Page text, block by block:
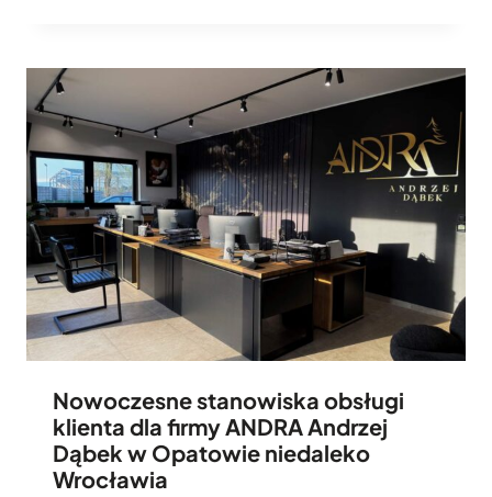
Nowoczesne stanowiska obsługi
klienta dla firmy ANDRA Andrzej
Dąbek w Opatowie niedaleko
Wrocławia